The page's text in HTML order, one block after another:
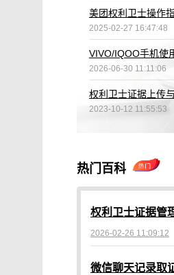
美团权利卫士操作指
2025-02-27 16:47:48
2026-06-30 11:11:06
权利卫士证据上传
2023-10-12 11:55:53
热门百科
权利卫士证据管
2026-02-26 11:09:12
微信聊天记录取